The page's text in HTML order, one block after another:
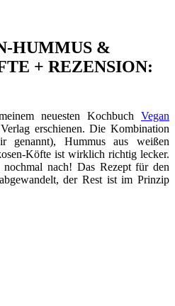
HUMMUS &
+ REZENSION:
neuesten Kochbuch Vegan
erschienen. Die Kombination
genannt), Hummus aus weißen
Köfte ist wirklich richtig lecker.
nach! Das Rezept für den
der Rest ist im Prinzip